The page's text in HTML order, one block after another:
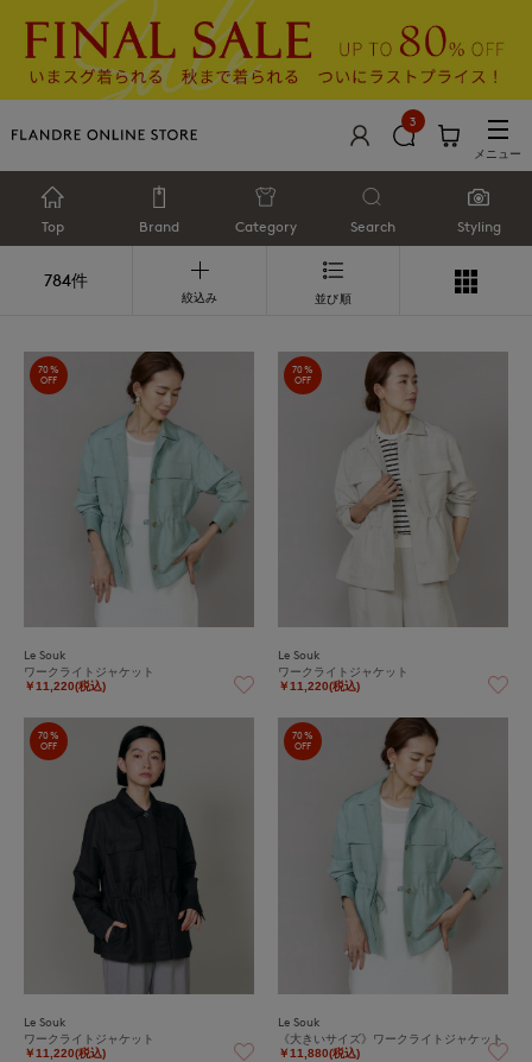
3
メニュー
Top Brand Category Search Styling
784件
絞込み 並び順
70%
OFF
Le Souk
ワークライトジャケット
￥11,220(税込)
70%
OFF
Le Souk
ワークライトジャケット
￥11,220(税込)
70%
OFF
Le Souk
ワークライトジャケット
￥11,220(税込)
70%
OFF
Le Souk
《大きいサイズ》ワークライトジャケット
￥11,880(税込)